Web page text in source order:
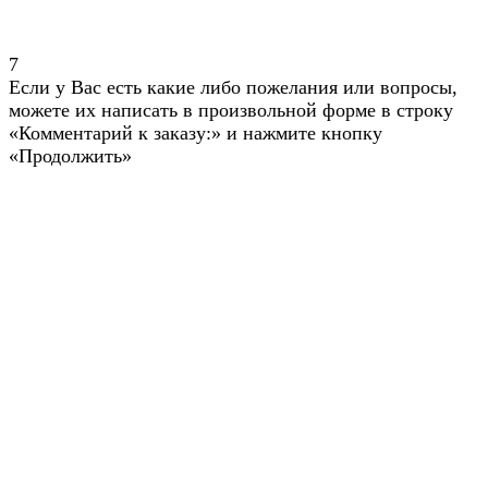
7
Если у Вас есть какие либо пожелания или вопросы,
можете их написать в произвольной форме в строку
«Комментарий к заказу:» и нажмите кнопку
«Продолжить»